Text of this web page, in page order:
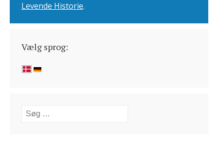
Levende Historie.
Vælg sprog:
Søg